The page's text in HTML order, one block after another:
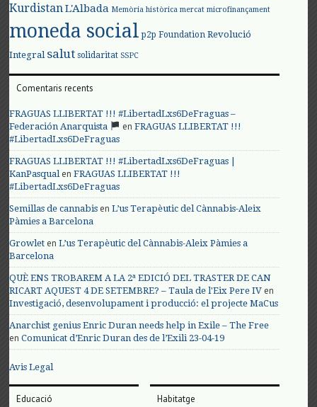
Kurdistan L'Albada Memòria històrica mercat microfinançament
moneda social p2p Foundation Revolució
Integral salut solidaritat SSPC
Comentaris recents
FRAGUAS LLIBERTAT !!! #LibertadLxs6DeFraguas –
Federación Anarquista
enFRAGUAS LLIBERTAT !!!
#LibertadLxs6DeFraguas
FRAGUAS LLIBERTAT !!! #LibertadLxs6DeFraguas |
KanPasqualenFRAGUAS LLIBERTAT !!!
#LibertadLxs6DeFraguas
Semillas de cannabis enL’us Terapèutic del Cànnabis-Aleix
Pàmies a Barcelona
Growlet enL’us Terapèutic del Cànnabis-Aleix Pàmies a
Barcelona
QUÈ ENS TROBAREM A LA 2ª EDICIÓ DEL TRASTER DE CAN
RICART AQUEST 4 DE SETEMBRE? – Taula de l'Eix Pere IV en
Investigació, desenvolupament i producció: el projecte MaCus
Anarchist genius Enric Duran needs help in Exile – The Free
enComunicat d’Enric Duran des de l’Exili 23-04-19
Avis Legal
Educació Habitatge